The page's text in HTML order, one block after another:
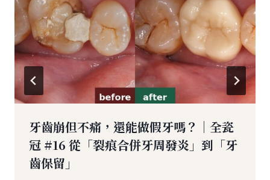
牙齒崩但不痛，還能做假牙嗎？｜全瓷
冠 #16 從「裂痕合併牙周發炎」到「牙
齒保留」